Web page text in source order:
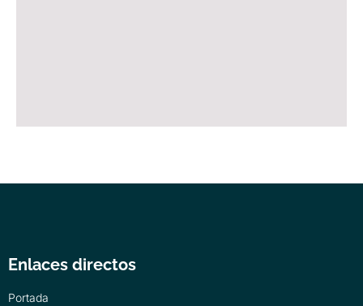
Enlaces directos
Portada